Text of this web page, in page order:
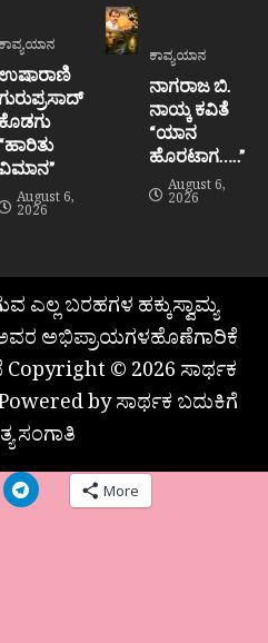
ಕಾವ್ಯಯಾನ
ಉಷಾರಾಣಿ
ಗುರುಪ್ರಸಾದ್
ಕೊಡಗು
“ಹಾರಿತು
August 6,
2026
ಕಾವ್ಯಯಾನ
ನಾಗರಾಜ ಬಿ.
ನಾಯ್ಕ ಕವಿತೆ
“ಯಾನ
ಹೊರಟಾಗ…..”
August 6,
2026
ಎಲ್ಲ ಬರಹಗಳ ಹಕ್ಕುಸ್ವಾಮ್ಯ
ಅಭಿಪ್ರಾಯಗಳಹೊಣೆಗಾರಿಕೆ
© 2026 ಸಾರ್ಥಕ
by ಸಾರ್ಥಕ ಬದುಕಿಗೆ
ಸಂಗಾತಿ
More